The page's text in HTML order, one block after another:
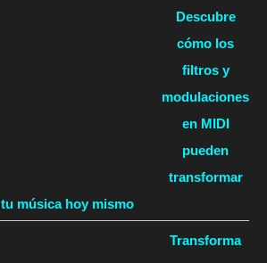
Descubre
cómo los
filtros y
modulaciones
en MIDI
pueden
transformar
tu música hoy mismo
Transforma